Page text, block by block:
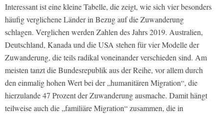
Interessant ist eine kleine Tabelle, die zeigt, wie sich vier besonders
häufig verglichene Länder in Bezug auf die Zuwanderung
schlagen. Verglichen werden Zahlen des Jahrs 2019. Australien,
Deutschland, Kanada und die USA stehen für vier Modelle der
Zuwanderung, die teils radikal voneinander verschieden sind. Am
meisten tanzt die Bundesrepublik aus der Reihe, vor allem durch
den einmalig hohen Wert bei der „humanitären Migration“, die
hierzulande 47 Prozent der Zuwanderung ausmache. Damit hängt
teilweise auch die „familiäre Migration“ zusammen, die in